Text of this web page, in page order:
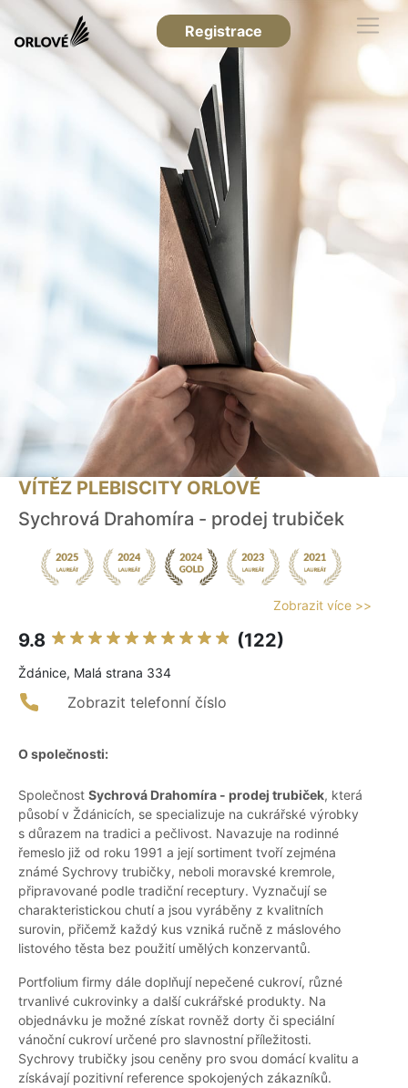
Registrace
VÍTĚZ PLEBISCITY ORLOVÉ
Sychrová Drahomíra - prodej trubiček
Zobrazit více >>
9.8 (122)
Ždánice, Malá strana 334
Zobrazit telefonní číslo
O společnosti:
Společnost Sychrová Drahomíra - prodej trubiček, která
působí v Ždánicích, se specializuje na cukrářské výrobky
s důrazem na tradici a pečlivost. Navazuje na rodinné
řemeslo již od roku 1991 a její sortiment tvoří zejména
známé Sychrovy trubičky, neboli moravské kremrole,
připravované podle tradiční receptury. Vyznačují se
charakteristickou chutí a jsou vyráběny z kvalitních
surovin, přičemž každý kus vzniká ručně z máslového
listového těsta bez použití umělých konzervantů.
Portfolium firmy dále doplňují nepečené cukroví, různé
trvanlivé cukrovinky a další cukrářské produkty. Na
objednávku je možné získat rovněž dorty či speciální
vánoční cukroví určené pro slavnostní příležitosti.
Sychrovy trubičky jsou ceněny pro svou domácí kvalitu a
získávají pozitivní reference spokojených zákazníků.